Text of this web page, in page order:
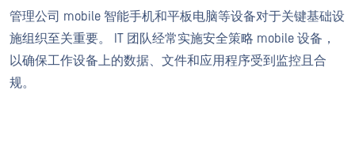
管理公司 mobile 智能手机和平板电脑等设备对于关键基础设
施组织至关重要。 IT 团队经常实施安全策略 mobile 设备，
以确保工作设备上的数据、文件和应用程序受到监控且合
规。